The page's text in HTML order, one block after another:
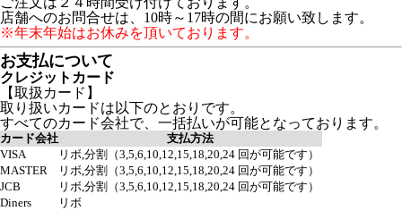
店舗へのお問合せは、10時～17時の間にお願い致します。
※年末年始はお休みを頂いております。
お支払について
クレジットカード
【取扱カード】
取り扱いカードは以下のとおりです。
すべてのカード会社で、一括払いが可能となっております。
カード会社
支払方法
VISA
リボ,分割（3,5,6,10,12,15,18,20,24 回が可能です）
MASTER
リボ,分割（3,5,6,10,12,15,18,20,24 回が可能です）
JCB
リボ,分割（3,5,6,10,12,15,18,20,24 回が可能です）
Diners
リボ